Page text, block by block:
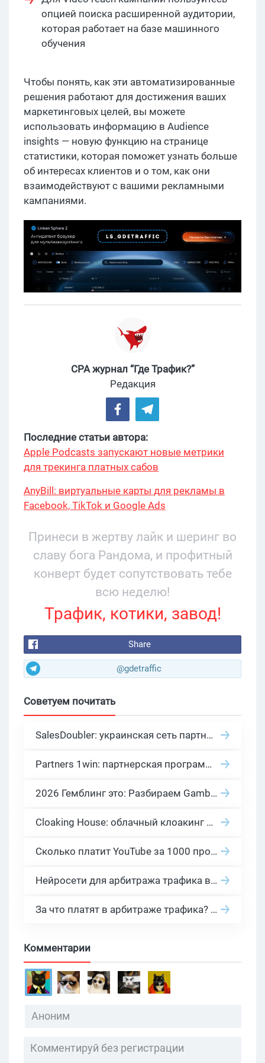
опцией поиска расширенной аудитории,
которая работает на базе машинного
обучения
Чтобы понять, как эти автоматизированные
решения работают для достижения ваших
маркетинговых целей, вы можете
использовать информацию в Audience
insights — новую функцию на странице
статистики, которая поможет узнать больше
об интересах клиентов и о том, как они
взаимодействуют с вашими рекламными
кампаниями.
CPA журнал “Где Трафик?”
Редакция
Последние статьи автора:
Apple Podcasts запускают новые метрики
для трекинга платных сабов
AnyBill: виртуальные карты для рекламы в
Facebook, TikTok и Google Ads
Принеси в жертву лайк и шеринг во
славу бога Рандома, и профитный
конверт будет сопутствовать тебе
всю неделю!
Трафик, котики, завод!
Share
@gdetraffic
Советуем почитать
SalesDoubler: украинская сеть партнерских программ с оплатой за действие
Partners 1win: партнерская программа казино в нише гемблинг арбитраж
2026 Гемблинг это: Разбираем Gambling вертикаль, и все что связано с гемблинг и беттинг офферами
Cloaking House: облачный клоакинг для фильтрации ботов FB и Google Ads — гайд PHP-интеграции 2026
Сколько платит YouTube за 1000 просмотров в 2026: реальные цифры от 0.5 до 36 USD по ГЕО
Нейросети для арбитража трафика в 2026: инструменты, кейсы и AI-медиабайеры
За что платят в арбитраже трафика? 30 моделей оплаты в бурж и СНГ партнерках
Комментарии